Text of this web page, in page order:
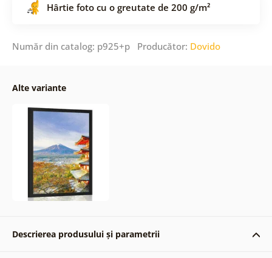
Hârtie foto cu o greutate de 200 g/m²
Număr din catalog: p925+p Producător: Dovido
Alte variante
Descrierea produsului și parametrii